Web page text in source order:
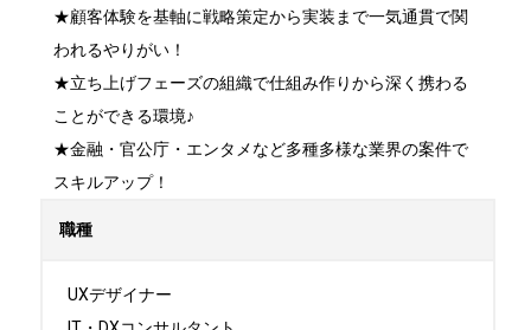
★顧客体験を基軸に戦略策定から実装まで一気通貫で関
われるやりがい！
★立ち上げフェーズの組織で仕組み作りから深く携わる
ことができる環境♪
★金融・官公庁・エンタメなど多種多様な業界の案件で
スキルアップ！
職種
UXデザイナー